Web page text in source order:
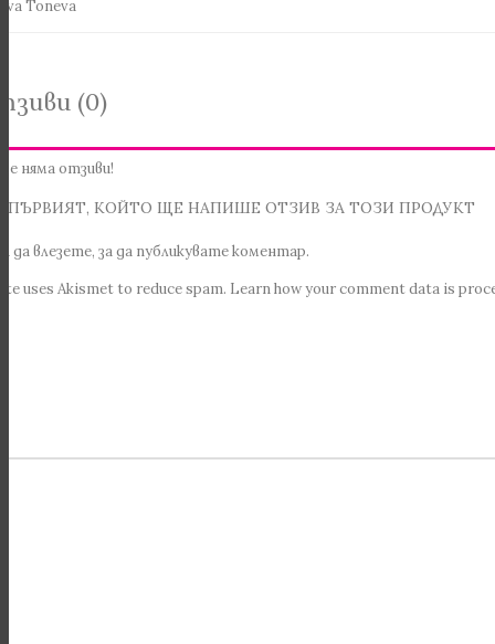
Toneva
(0)
няма отзиви!
ПЪРВИЯТ, КОЙТО ЩЕ НАПИШЕ ОТЗИВ ЗА ТОЗИ ПРОДУКТ
давлезете, за да публикувате коментар.
uses Akismet to reduce spam. Learn how your comment data is